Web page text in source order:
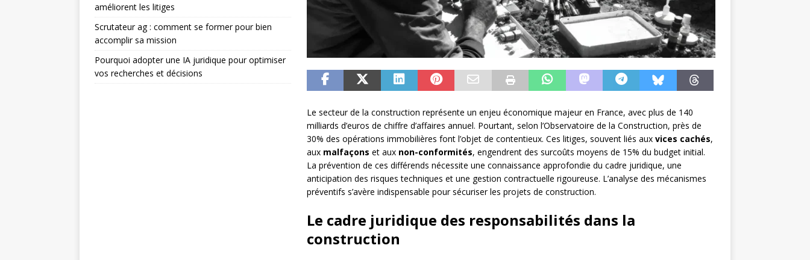
Le secteur de la construction représente un enjeu économique majeur en France, avec plus de 140
milliards d’euros de chiffre d’affaires annuel. Pourtant, selon l’Observatoire de la Construction, près de
30% des opérations immobilières font l’objet de contentieux. Ces litiges, souvent liés aux vices cachés,
aux malfaçons et aux non-conformités, engendrent des surcoûts moyens de 15% du budget initial.
La prévention de ces différends nécessite une connaissance approfondie du cadre juridique, une
anticipation des risques techniques et une gestion contractuelle rigoureuse. L’analyse des mécanismes
préventifs s’avère indispensable pour sécuriser les projets de construction.
Le cadre juridique des responsabilités dans la
construction
améliorent les litiges
Scrutateur ag : comment se former pour bien
accomplir sa mission
Pourquoi adopter une IA juridique pour optimiser
vos recherches et décisions